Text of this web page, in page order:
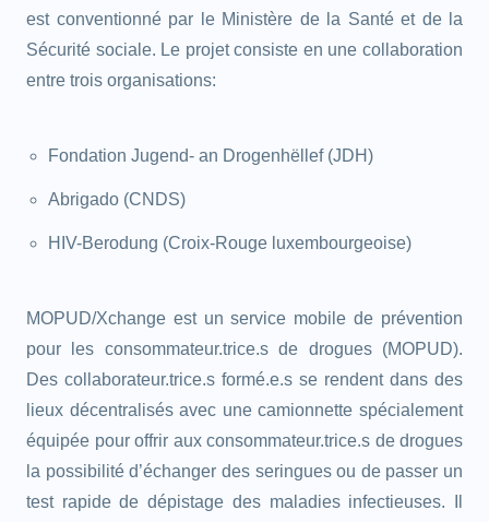
est conventionné par le Ministère de la Santé et de la
Sécurité sociale. Le projet consiste en une collaboration
entre trois organisations:
Fondation Jugend- an Drogenhëllef (JDH)
Abrigado (CNDS)
HIV-Berodung (Croix-Rouge luxembourgeoise)
MOPUD/Xchange est un service mobile de prévention
pour les consommateur.trice.s de drogues (MOPUD).
Des collaborateur.trice.s formé.e.s se rendent dans des
lieux décentralisés avec une camionnette spécialement
équipée pour offrir aux consommateur.trice.s de drogues
la possibilité d’échanger des seringues ou de passer un
test rapide de dépistage des maladies infectieuses. Il